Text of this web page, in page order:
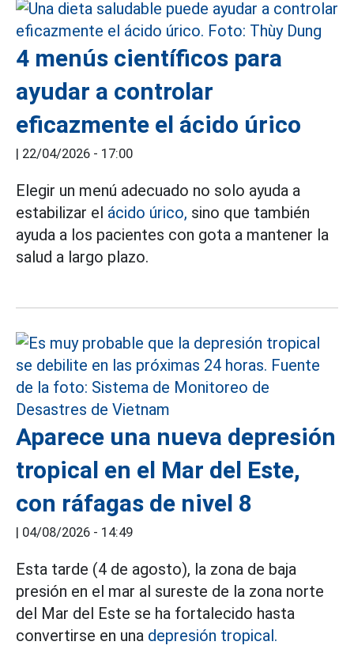
4 menús científicos para
ayudar a controlar
eficazmente el ácido úrico
| 22/04/2026 - 17:00
Elegir un menú adecuado no solo ayuda a
estabilizar el ácido úrico, sino que también
ayuda a los pacientes con gota a mantener la
salud a largo plazo.
Aparece una nueva depresión
tropical en el Mar del Este,
con ráfagas de nivel 8
| 04/08/2026 - 14:49
Esta tarde (4 de agosto), la zona de baja
presión en el mar al sureste de la zona norte
del Mar del Este se ha fortalecido hasta
convertirse en una depresión tropical.